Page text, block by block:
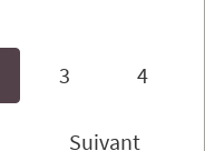
3 4
Suivant